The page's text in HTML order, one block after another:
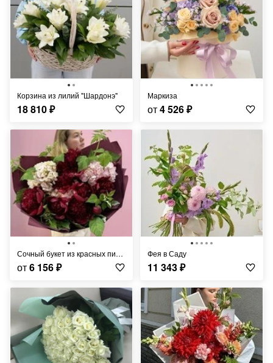
Корзина из лилий "Шардонэ"
18 810₽
Маркиза
от4 526₽
Сочный букет из красных пионов и гортензий
от6 156₽
Фея в Саду
11 343₽